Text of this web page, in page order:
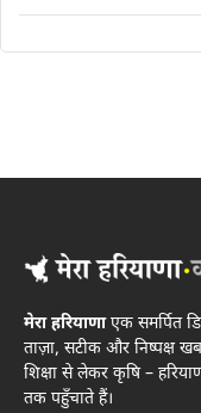
मेरा हरियाणाएक समर्पित
ताज़ा, सटीक और निष्पक्ष
शिक्षा से लेकर कृषि –
तक पहुँचाते हैं।